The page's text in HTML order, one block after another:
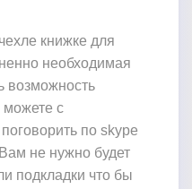
книжке для
необходимая
возможность
можете с
по skype
не нужно будет
подкладки что бы